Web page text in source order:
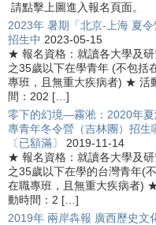
請點擊上圖進入報名頁面。
2023年 暑期「北京-上海 夏令
招生中 2023-05-15
★ 報名資格：就讀各大學及
之35歲以下在學青年 (不包括
專班，且無重大疾病者) ★ 活
間：202 […]
零下的幻境—霧淞：2020年夏
專青年冬令營（吉林團）招生
〔已額滿〕
2019-11-14
★ 報名資格：就讀各大學及
之35歲以下在學的台灣青年(
在職專班，且無重大疾病者)
動時間：2 […]
2019年 兩岸犇報 廣西歷史文